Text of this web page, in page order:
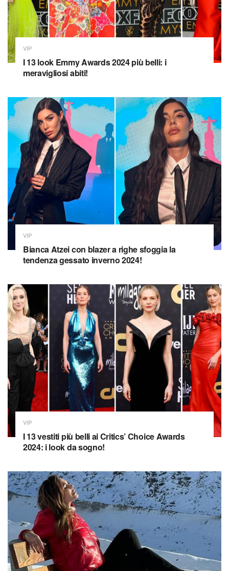
VIP
I 13 look Emmy Awards 2024 più belli: i
meravigliosi abiti!
VIP
Bianca Atzei con blazer a righe sfoggia la
tendenza gessato inverno 2024!
VIP
I 13 vestiti più belli ai Critics’ Choice Awards
2024: i look da sogno!